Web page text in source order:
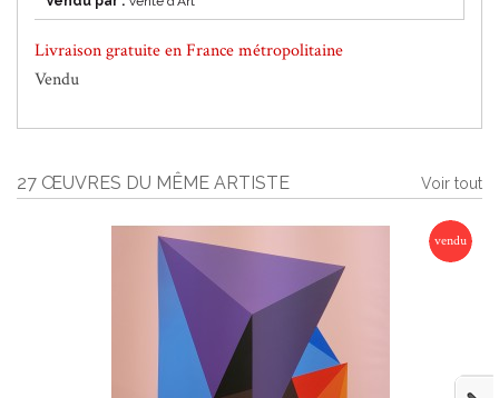
Livraison gratuite en France métropolitaine
Vendu
Voir tout
27 ŒUVRES DU MÊME ARTISTE
vendu